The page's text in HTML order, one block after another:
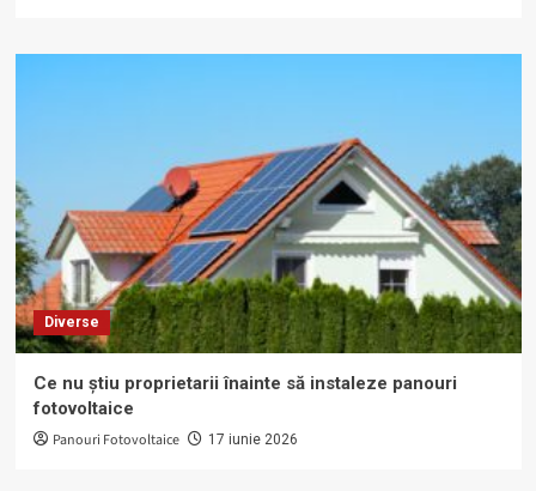
Diverse
Ce nu știu proprietarii înainte să instaleze panouri
fotovoltaice
Panouri Fotovoltaice 17 iunie 2026